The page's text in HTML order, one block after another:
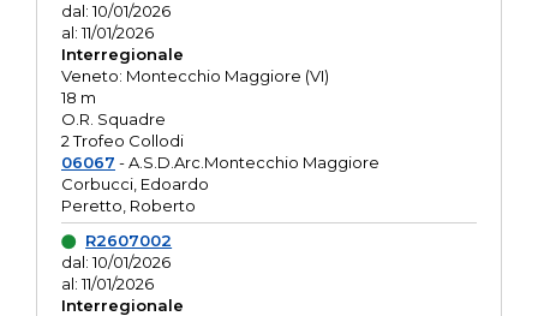
dal: 10/01/2026
al: 11/01/2026
Interregionale
Veneto: Montecchio Maggiore (VI)
18 m
O.R. Squadre
2 Trofeo Collodi
06067 - A.S.D.Arc.Montecchio Maggiore
Corbucci, Edoardo
Peretto, Roberto
R2607002
dal: 10/01/2026
al: 11/01/2026
Interregionale